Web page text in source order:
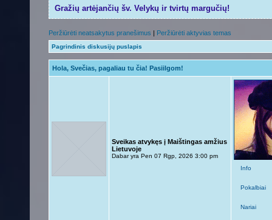
Gražių artėjančių šv. Velykų ir tvirtų margučių!
Peržiūrėti neatsakytus pranešimus | Peržiūrėti aktyvias temas
Pagrindinis diskusijų puslapis
Hola, Svečias, pagaliau tu čia! Pasiilgom!
Sveikas atvykęs į Maištingas amžius
Lietuvoje
Dabar yra Pen 07 Rgp, 2026 3:00 pm
Info
Pokalbiai
Nariai